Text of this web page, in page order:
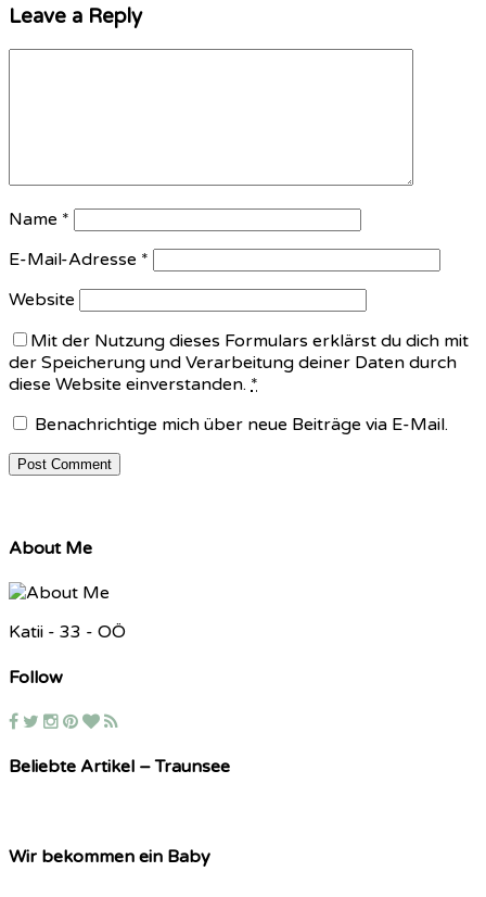
Leave a Reply
Name *
E-Mail-Adresse *
Website
Mit der Nutzung dieses Formulars erklärst du dich mit
der Speicherung und Verarbeitung deiner Daten durch
diese Website einverstanden. *
Benachrichtige mich über neue Beiträge via E-Mail.
About Me
Katii - 33 - OÖ
Follow
Beliebte Artikel – Traunsee
Wir bekommen ein Baby